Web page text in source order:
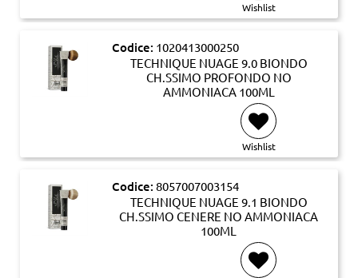
Wishlist
Codice: 1020413000250
TECHNIQUE NUAGE 9.0 BIONDO
CH.SSIMO PROFONDO NO
AMMONIACA 100ML
Wishlist
Codice: 8057007003154
TECHNIQUE NUAGE 9.1 BIONDO
CH.SSIMO CENERE NO AMMONIACA
100ML